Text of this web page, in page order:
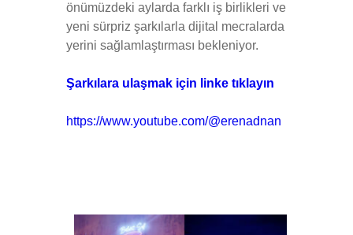
önümüzdeki aylarda farklı iş birlikleri ve
yeni sürpriz şarkılarla dijital mecralarda
yerini sağlamlaştırması bekleniyor.
Şarkılara ulaşmak için linke tıklayın
https://www.youtube.com/@erenadnan